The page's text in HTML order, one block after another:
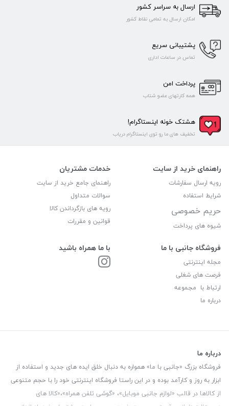
ارسال به سراسر کشور
امکان ارسال به تمامی نقاط کشور
پشتیبانی سریع
تماس در ساعات اداری
پرداخت امن
همه کارتهای عضو شتاب
هشتک خونه اینستاگرام!
تخفیف های ما رو توی اینستاگرام دریاب
راهنمای خرید از سایت
رویه ارسال سفارشات
شرایط استفاده
حریم خصوصی
شیوه های پرداخت
خدمات مشتریان
راهنمای جامع خرید از سایت
سوالات متداول
رویه های بازگرداندن کالا
قوانین و مقررات
فروشگاه جانبی با ما
مجله اینترنتی
فرصت های شغلی
ارتباط با مجموعه
درباره ما
با ما همراه باشید
درباره ما
فروشگاه بزرگ «جانبی با ما» همواره به دنبال خلق ایده های جدید و استفاده از
ابزار به روز و کارآمد بوده و در این راستا فروشگاه اینترنتی خود را با حجم متنوعی
از کالاها در قالب «لوازم جانبی موبایل»، «گوشی تلفن همراه»،«کالا های